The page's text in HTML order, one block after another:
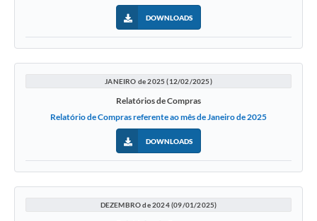
DOWNLOADS
JANEIRO de 2025 (12/02/2025)
Relatórios de Compras
Relatório de Compras referente ao mês de Janeiro de 2025
DOWNLOADS
DEZEMBRO de 2024 (09/01/2025)